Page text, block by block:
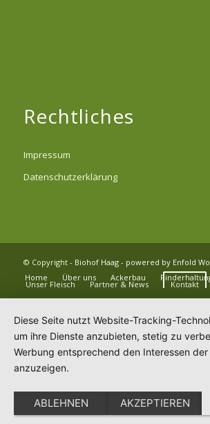
Rechtliches
Impressum
Datenschutzerklärung
© Copyright - Biohof Haag- powered by Enfold
Home
Über uns Ackerbau
Unser Fleisch Partner & News Kontakt
Diese Seite nutzt Website-Tracking-
um ihre Dienste anzubieten, stetig zu
Werbung entsprechend den Interessen
anzuzeigen.
ABLEHNEN AKZEPTIEREN